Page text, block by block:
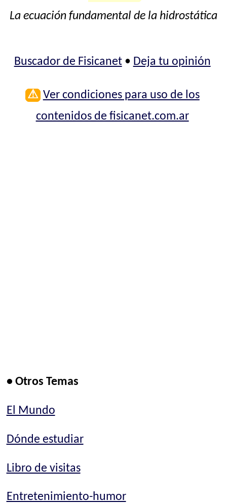
La ecuación fundamental de la hidrostática
Buscador de Fisicanet• Deja tu opinión
⚠ Ver condiciones para uso de los
contenidos de fisicanet.com.ar
• Otros Temas
El Mundo
Dónde estudiar
Libro de visitas
Entretenimiento-humor